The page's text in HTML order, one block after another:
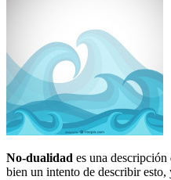
No-dualidad es una
bien un intento de describir